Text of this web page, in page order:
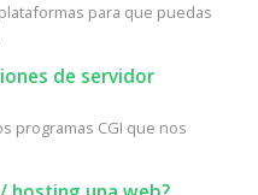
para que puedas
de servidor
programas CGI que nos